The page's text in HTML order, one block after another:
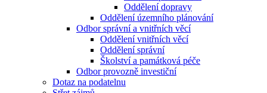
Oddělení dopravy
Oddělení územního plánování
Odbor správní a vnitřních věcí
Oddělení vnitřních věcí
Oddělení správní
Školství a památková péče
Odbor provozně investiční
Dotaz na podatelnu